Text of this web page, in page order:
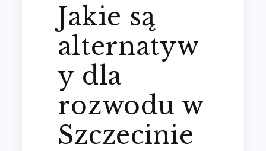
Jakie są
alternatyw
y dla
rozwodu w
Szczecinie